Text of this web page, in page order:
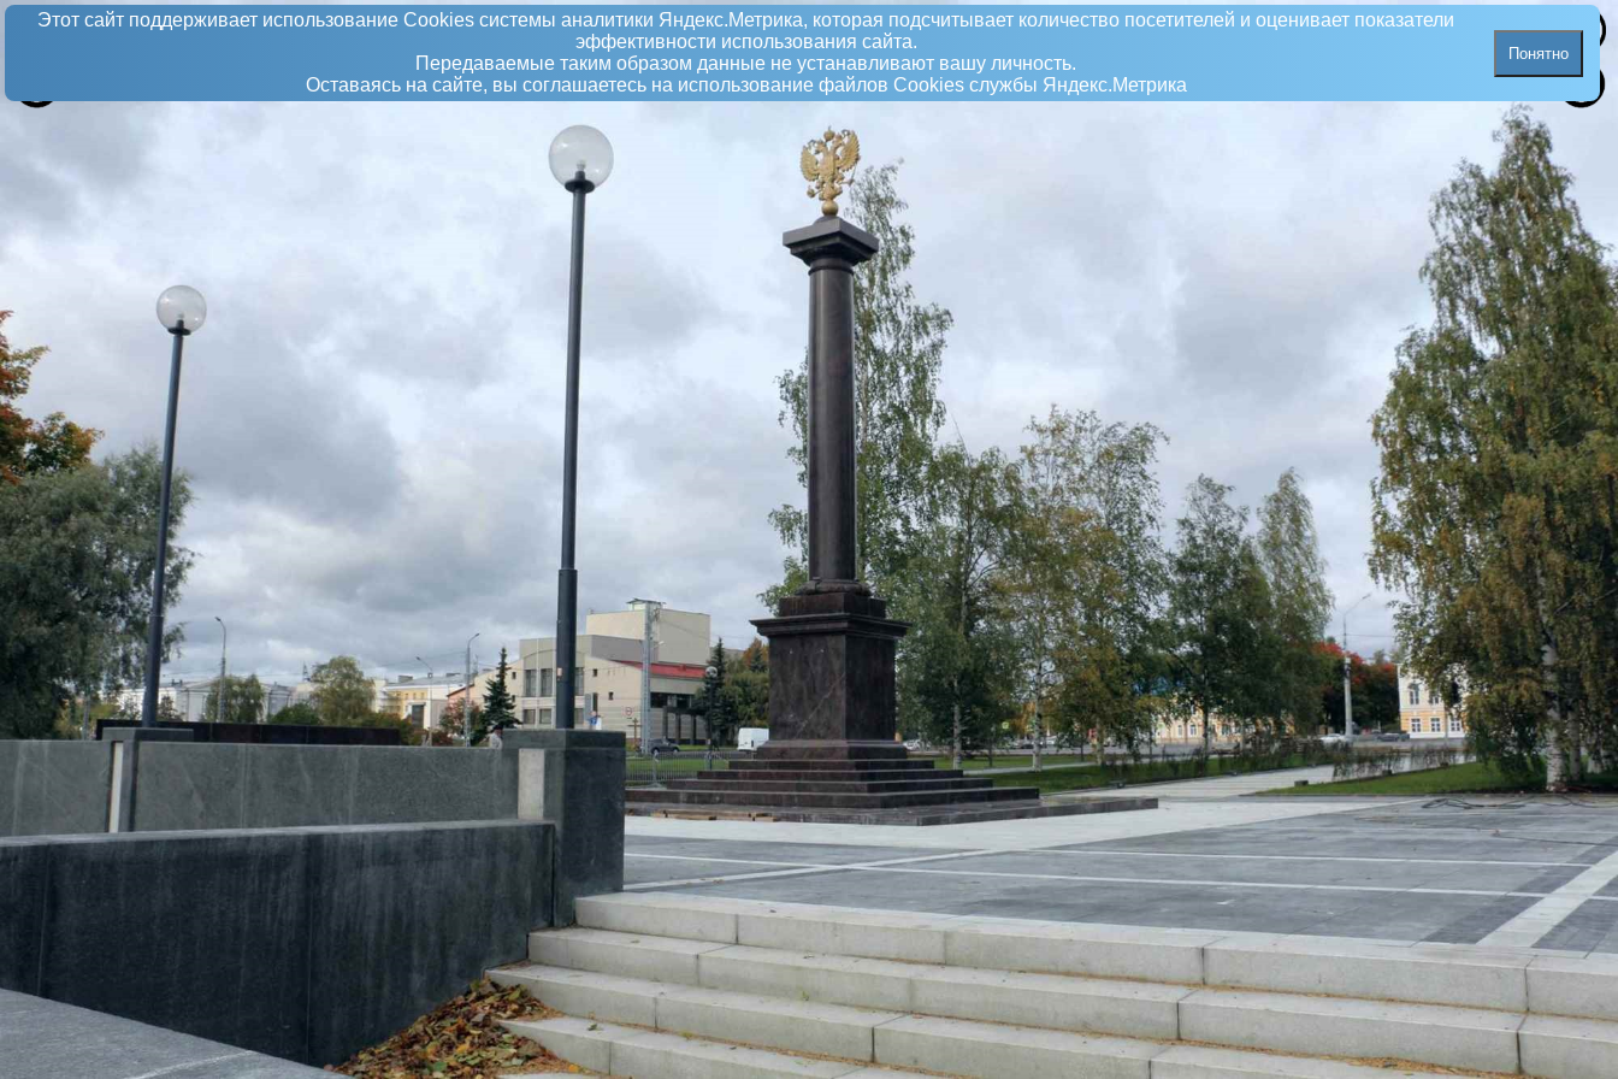
Этот сайт поддерживает использование Сookies системы аналитики Яндекс.Метрика, которая подсчитывает количество посетителей и оценивает показатели
эффективности использования сайта.
Передаваемые таким образом данные не устанавливают вашу личность.
Оставаясь на сайте, вы соглашаетесь на использование файлов Сookies службы Яндекс.Метрика
Понятно